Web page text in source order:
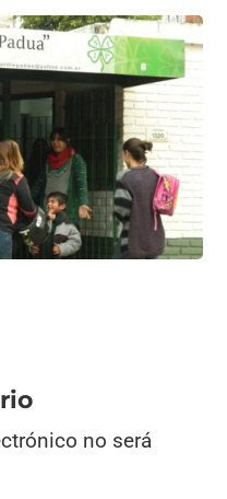
no será